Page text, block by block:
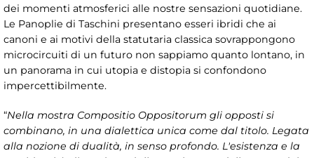
dei momenti atmosferici alle nostre sensazioni quotidiane.
Le Panoplie di Taschini presentano esseri ibridi che ai
canoni e ai motivi della statutaria classica sovrappongono
microcircuiti di un futuro non sappiamo quanto lontano, in
un panorama in cui utopia e distopia si confondono
impercettibilmente.
“Nella mostra Compositio Oppositorum gli opposti si
combinano, in una dialettica unica come dal titolo. Legata
alla nozione di dualità, in senso profondo. L'esistenza e la